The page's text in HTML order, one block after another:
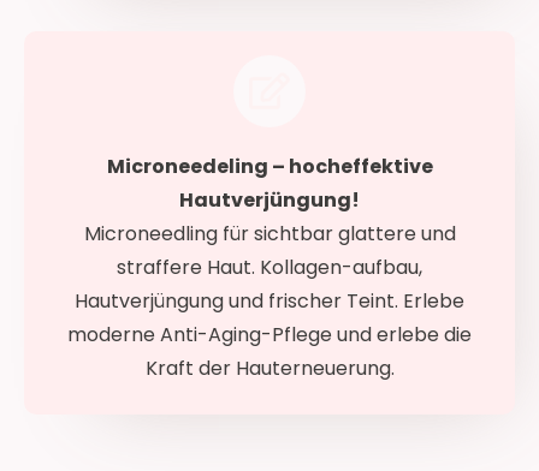
Microneedeling – hocheffektive
Hautverjüngung!
Microneedling für sichtbar glattere und
straffere Haut. Kollagen-aufbau,
Hautverjüngung und frischer Teint. Erlebe
moderne Anti-Aging-Pflege und erlebe die
Kraft der Hauterneuerung.